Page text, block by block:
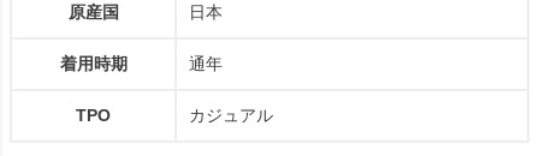
原産国 日本
着用時期 通年
TPO カジュアル